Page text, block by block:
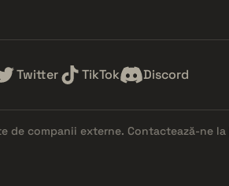
Twitter TikTok Discord
de companii externe. Contactează-ne la